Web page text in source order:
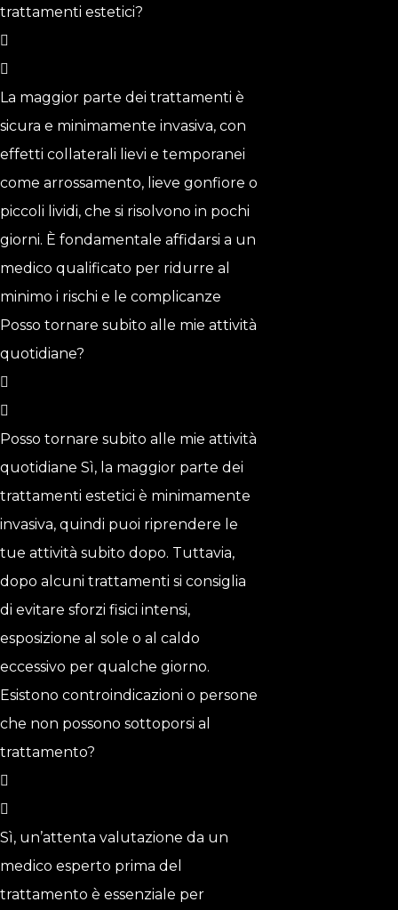
trattamenti estetici?
La maggior parte dei trattamenti è
sicura e minimamente invasiva, con
effetti collaterali lievi e temporanei
come arrossamento, lieve gonfiore o
piccoli lividi, che si risolvono in pochi
giorni. È fondamentale affidarsi a un
medico qualificato per ridurre al
minimo i rischi e le complicanze
Posso tornare subito alle mie attività
quotidiane?
Posso tornare subito alle mie attività
quotidiane Sì, la maggior parte dei
trattamenti estetici è minimamente
invasiva, quindi puoi riprendere le
tue attività subito dopo. Tuttavia,
dopo alcuni trattamenti si consiglia
di evitare sforzi fisici intensi,
esposizione al sole o al caldo
eccessivo per qualche giorno.
Esistono controindicazioni o persone
che non possono sottoporsi al
trattamento?
Sì, un’attenta valutazione da un
medico esperto prima del
trattamento è essenziale per